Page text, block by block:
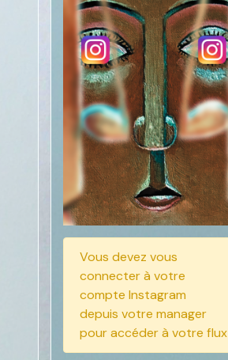
Vous devez vous
connecter à votre
compte Instagram
depuis votre manager
pour accéder à votre flux